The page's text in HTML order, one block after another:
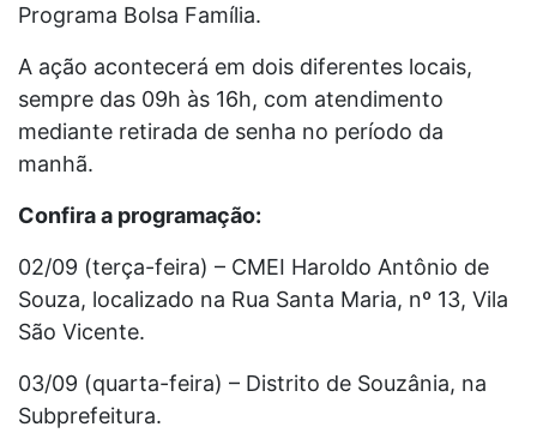
Programa Bolsa Família.
A ação acontecerá em dois diferentes locais,
sempre das 09h às 16h, com atendimento
mediante retirada de senha no período da
manhã.
Confira a programação:
02/09 (terça-feira) – CMEI Haroldo Antônio de
Souza, localizado na Rua Santa Maria, nº 13, Vila
São Vicente.
03/09 (quarta-feira) – Distrito de Souzânia, na
Subprefeitura.